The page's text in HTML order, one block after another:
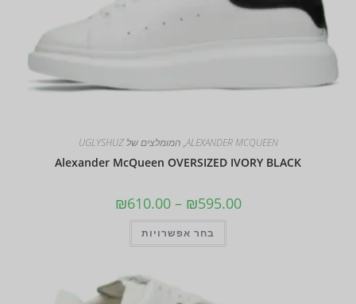
ALEXANDER MCQUEEN
, המומלצים של UGLYSHUZ
Alexander McQueen OVERSIZED IVORY BLACK
₪595.00
–
₪610.00
בחר אפשרויות